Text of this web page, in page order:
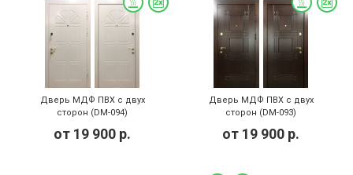
Дверь МДФ ПВХ с двух
сторон (DM-094)
от 19 900 р.
Дверь МДФ ПВХ с двух
сторон (DM-093)
от 19 900 р.